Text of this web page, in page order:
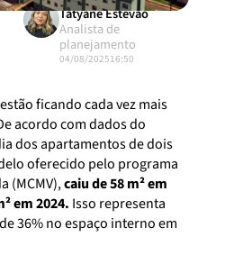
Tatyane Estevão
Analista de
planejamento
04/08/202516:50
ficando cada vez mais
acordo com dados do
dos apartamentos de dois
oferecido pelo programa
(MCMV),caiu de 58 m² em
em 2024. Isso representa
36% no espaço interno em